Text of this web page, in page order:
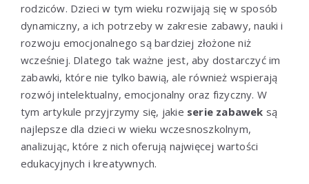
rodziców. Dzieci w tym wieku rozwijają się w sposób
dynamiczny, a ich potrzeby w zakresie zabawy, nauki i
rozwoju emocjonalnego są bardziej złożone niż
wcześniej. Dlatego tak ważne jest, aby dostarczyć im
zabawki, które nie tylko bawią, ale również wspierają
rozwój intelektualny, emocjonalny oraz fizyczny. W
tym artykule przyjrzymy się, jakie serie zabawek są
najlepsze dla dzieci w wieku wczesnoszkolnym,
analizując, które z nich oferują najwięcej wartości
edukacyjnych i kreatywnych.